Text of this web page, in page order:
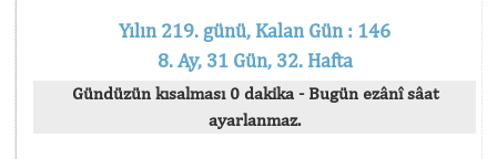
Yılın 219. günü, Kalan Gün : 146
8. Ay, 31 Gün, 32. Hafta
Gündüzün kısalması 0 dakika - Bugün ezânî sâat
ayarlanmaz.